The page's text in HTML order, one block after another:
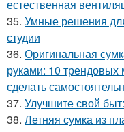
естественная
35. Умные решения
студии
36. Оригинальная
руками: 10
сделать
37. Улучшите свой
38. Летняя сумка из